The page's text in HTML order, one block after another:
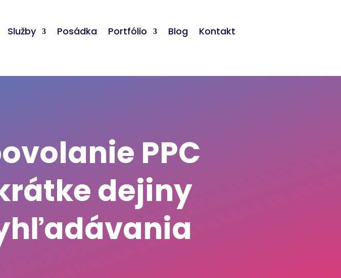
Služby Posádka Portfólio Blog Kontakt
PPC
dejiny